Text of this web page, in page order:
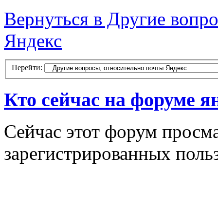
Вернуться в Другие
Яндекс
Перейти:
Кто сейчас на форуме
Сейчас этот форум
зарегистрированных